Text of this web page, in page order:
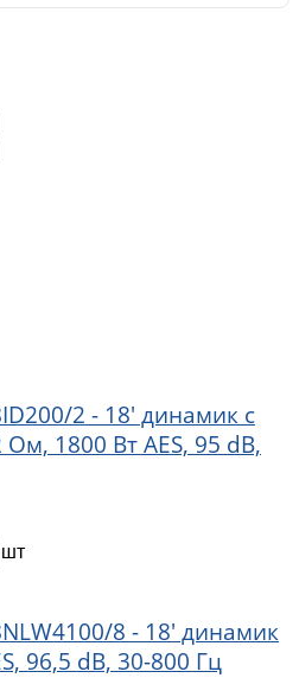
2 - 18' динамик с
1800 Вт AES, 95 dB,
шт
8 - 18' динамик
96,5 dB, 30-800 Гц